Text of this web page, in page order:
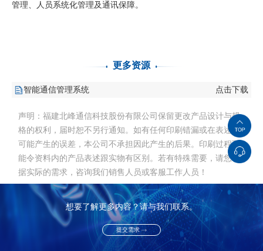
管理、人员系统化管理及通讯保障。
更多资源
智能通信管理系统 点击下载
声明：福建北峰通信科技股份有限公司保留更改产品设计与规
格的权利，届时恕不另行通知。如有任何印刷错漏或在表述中
可能产生的误差，本公司不承担因此产生的后果。印刷过程可
能令资料内的产品表述跟实物有区别。若有特殊需要，请您根
据实际的需求，咨询我们销售人员或客服工作人员！
想要了解更多内容？请与我们联系。
提交需求